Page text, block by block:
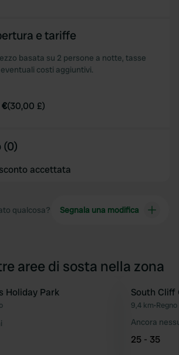
e tariffe
basata su 2 persone a notte, tasse
costi aggiuntivi.
(30,00 £)
(0)
accettata
qualcosa? Segnala una modifica
aree di sosta nella zona
Preferito
Holiday Park South Cliff
9,4 km•
Ancora
25 - 35